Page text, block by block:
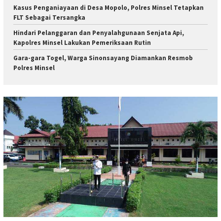
Kasus Penganiayaan di Desa Mopolo, Polres Minsel Tetapkan
FLT Sebagai Tersangka
Hindari Pelanggaran dan Penyalahgunaan Senjata Api,
Kapolres Minsel Lakukan Pemeriksaan Rutin
Gara-gara Togel, Warga Sinonsayang Diamankan Resmob
Polres Minsel